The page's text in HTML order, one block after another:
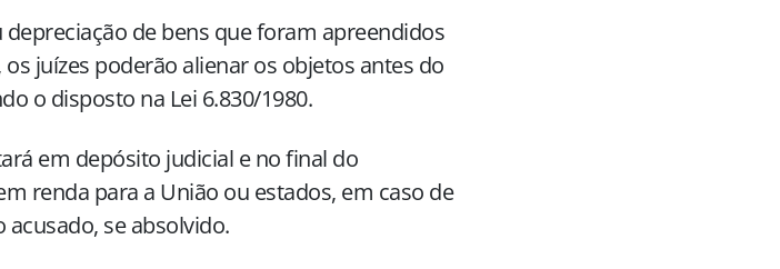
de bens que foram apreendidos
juízes poderão alienar os objetos antes do
o disposto na Lei 6.830/1980.
em depósito judicial e no final do
renda para a União ou estados, em caso de
se absolvido.